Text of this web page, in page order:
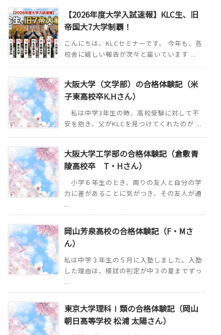
【2026年度大学入試速報】KLC生、旧
帝国大7大学制覇！
こんにちは、KLCセミナーです。 今年も、各
校舎に嬉しい報告が次々と届いています ...
大阪大学（文学部）の合格体験記（米
子東高校卒K.Hさん）
私は中学3年生の時、高校受験に対して不
安を抱き、父がKLCを見つけてくれたのが ...
大阪大学工学部の合格体験記（倉敷青
陵高校卒 T・Hさん）
小学６年生のとき、周りの友人と自分の学
力に差があることに気がつき、その友人が通
...
岡山芳泉高校の合格体験記（F・Mさ
ん）
私は中学３年生の５月に入塾しました。入塾
した理由は、模試の判定が中３の夏までずっ
...
東京大学理科Ⅰ類の合格体験記（岡山
朝日高等学校 松浦 太陽さん）